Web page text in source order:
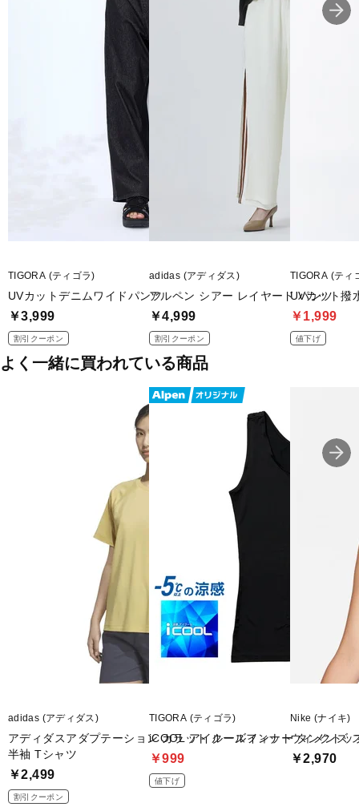
TIGORA (ティゴラ)
UVカットデニムワイドパンツ
￥3,999
割引クーポン
adidas (アディダス)
アルペン シアー レイヤード パンツ
￥4,999
割引クーポン
TIGORA (ティ
UVカット撥
￥1,999
値下げ
よく一緒に買われている商品
adidas (アディダス)
アディダスアダプテーション カラット ルーズフィット
半袖 Tシャツ
￥2,499
割引クーポン
TIGORA (ティゴラ)
iCOOL アイクールインナー タンクトッ
￥999
値下げ
Nike (ナイキ)
ウィメンズ
￥2,970